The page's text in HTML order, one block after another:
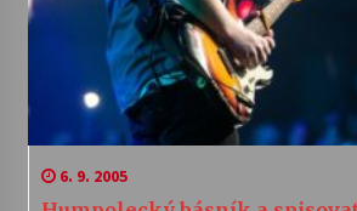
6. 9. 2005